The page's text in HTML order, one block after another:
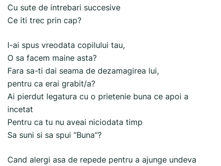
Cu sute de intrebari succesive
Ce iti trec prin cap?
I-ai spus vreodata copilului tau,
O sa facem maine asta?
Fara sa-ti dai seama de dezamagirea lui,
pentru ca erai grabit/a?
Ai pierdut legatura cu o prietenie buna ce apoi a
incetat
Pentru ca tu nu aveai niciodata timp
Sa suni si sa spui “Buna”?
Cand alergi asa de repede pentru a ajunge undeva